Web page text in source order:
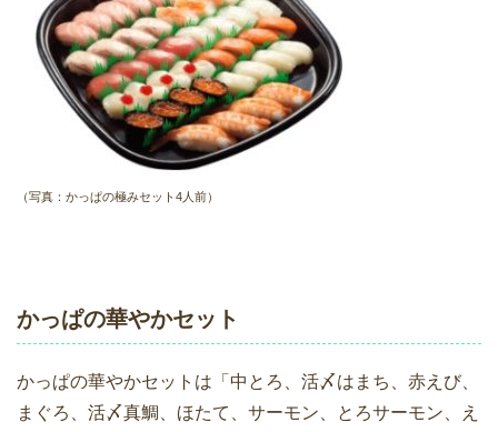
（写真：かっぱの極みセット4人前）
かっぱの華やかセット
かっぱの華やかセットは「中とろ、活〆はまち、赤えび、
まぐろ、活〆真鯛、ほたて、サーモン、とろサーモン、え